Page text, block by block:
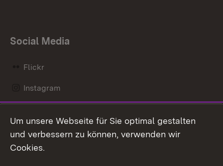
Social Media
Flickr
Instagram
Mastodon
Messenger
Um unsere Webseite für Sie optimal gestalten
und verbessern zu können, verwenden wir
Cookies.